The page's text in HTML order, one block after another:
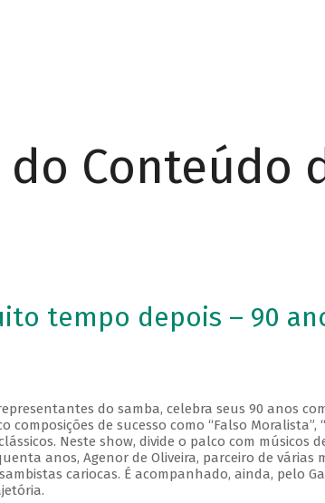
Conteúdo
tempo depois – 90
do samba, celebra seus 90 anos
de sucesso como “Falso Moralista”,
Neste show, divide o palco com músicos
anos, Agenor de Oliveira, parceiro de várias
cariocas. É acompanhado, ainda, pelo